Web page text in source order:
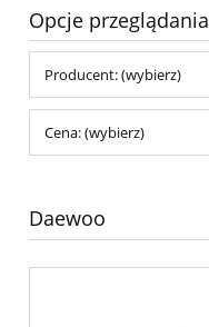
Opcje przeglądania
Producent: (wybierz)
Cena: (wybierz)
Daewoo